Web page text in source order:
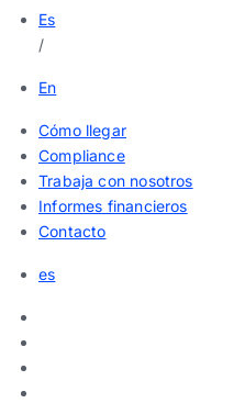
Es
/
En
Cómo llegar
Compliance
Trabaja con nosotros
Informes financieros
Contacto
es